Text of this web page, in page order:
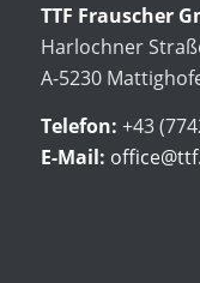
TTF Frauscher
Harlochner
A-5230
Telefon: +43
E-Mail: